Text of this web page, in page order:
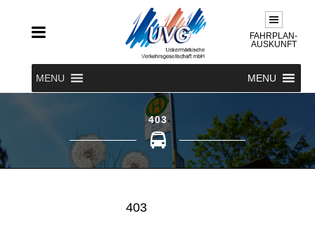
FAHRPLAN-
AUSKUNFT
MENU MENU
403
403